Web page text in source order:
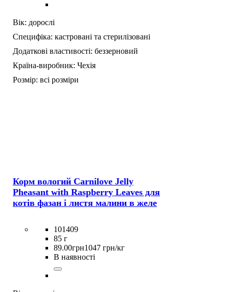
Вік: дорослі
Специфіка: кастровані та стерилізовані
Додаткові властивості: беззерновий
Країна-виробник: Чехія
Розмір: всі розміри
Корм вологий Carnilove Jelly
Pheasant with Raspberry Leaves для
котів фазан і листя малини в желе
101409
85 г
89.00грн1047 грн/кг
В наявності